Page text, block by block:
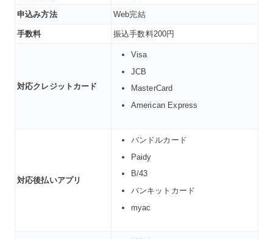
申込み方法 Web完結
手数料 振込手数料200円
対応クレジットカード
Visa
JCB
MasterCard
American Express
対応後払いアプリ
バンドルカード
Paidy
B/43
バンキットカード
myac